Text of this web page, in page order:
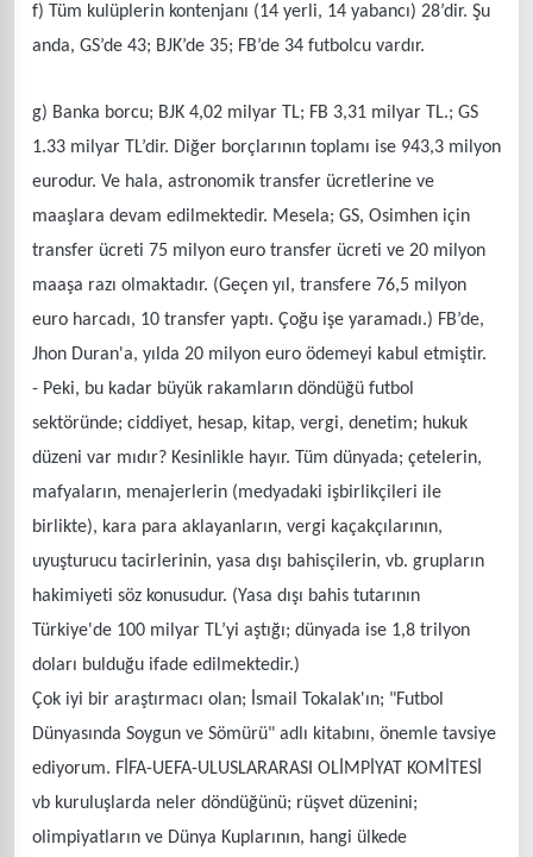
f) Tüm kulüplerin kontenjanı (14 yerli, 14 yabancı) 28’dir. Şu
anda, GS’de 43; BJK’de 35; FB’de 34 futbolcu vardır.
g) Banka borcu; BJK 4,02 milyar TL; FB 3,31 milyar TL.; GS
1.33 milyar TL’dir. Diğer borçlarının toplamı ise 943,3 milyon
eurodur. Ve hala, astronomik transfer ücretlerine ve
maaşlara devam edilmektedir. Mesela; GS, Osimhen için
transfer ücreti 75 milyon euro transfer ücreti ve 20 milyon
maaşa razı olmaktadır. (Geçen yıl, transfere 76,5 milyon
euro harcadı, 10 transfer yaptı. Çoğu işe yaramadı.) FB’de,
Jhon Duran'a, yılda 20 milyon euro ödemeyi kabul etmiştir.
- Peki, bu kadar büyük rakamların döndüğü futbol
sektöründe; ciddiyet, hesap, kitap, vergi, denetim; hukuk
düzeni var mıdır? Kesinlikle hayır. Tüm dünyada; çetelerin,
mafyaların, menajerlerin (medyadaki işbirlikçileri ile
birlikte), kara para aklayanların, vergi kaçakçılarının,
uyuşturucu tacirlerinin, yasa dışı bahisçilerin, vb. grupların
hakimiyeti söz konusudur. (Yasa dışı bahis tutarının
Türkiye'de 100 milyar TL’yi aştığı; dünyada ise 1,8 trilyon
doları bulduğu ifade edilmektedir.)
Çok iyi bir araştırmacı olan; İsmail Tokalak'ın; "Futbol
Dünyasında Soygun ve Sömürü" adlı kitabını, önemle tavsiye
ediyorum. FİFA-UEFA-ULUSLARARASI OLİMPİYAT KOMİTESİ
vb kuruluşlarda neler döndüğünü; rüşvet düzenini;
olimpiyatların ve Dünya Kuplarının, hangi ülkede